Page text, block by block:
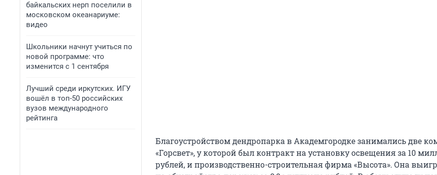
байкальских нерп поселили в
московском океанариуме:
видео
Школьники начнут учиться по
новой программе: что
изменится с 1 сентября
Лучший среди иркутских. ИГУ
вошёл в топ-50 российских
вузов международного
рейтинга
Благоустройством дендропарка в Академгородке занимались две
«Горсвет», у которой был контракт на установку освещения за 10
рублей, и производственно-строительная фирма «Высота». Она